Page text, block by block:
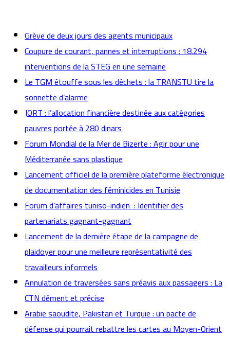
Grève de deux jours des agents municipaux
Coupure de courant, pannes et interruptions : 18.294
interventions de la STEG en une semaine
Le TGM étouffe sous les déchets : la TRANSTU tire la
sonnette d’alarme
JORT : l’allocation financière destinée aux catégories
pauvres portée à 280 dinars
Forum Mondial de la Mer de Bizerte : Agir pour une
Méditerranée sans plastique
Lancement officiel de la première plateforme électronique
de documentation des féminicides en Tunisie
Forum d’affaires tuniso-indien : Identifier des
partenariats gagnant-gagnant
Lancement de la dernière étape de la campagne de
plaidoyer pour une meilleure représentativité des
travailleurs informels
Annulation de traversées sans préavis aux passagers : La
CTN dément et précise
Arabie saoudite, Pakistan et Turquie : un pacte de
défense qui pourrait rebattre les cartes au Moyen-Orient